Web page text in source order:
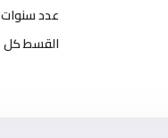
عدد
القسط كل 3 شهور: